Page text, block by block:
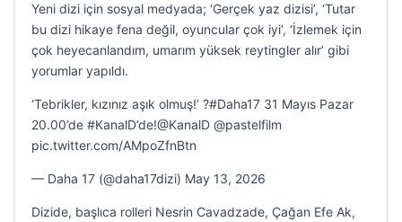
Yeni dizi için sosyal medyada; ‘Gerçek yaz dizisi’, ‘Tutar
bu dizi hikaye fena değil, oyuncular çok iyi’, ‘İzlemek için
çok heyecanlandım, umarım yüksek reytingler alır’ gibi
yorumlar yapıldı.
‘Tebrikler, kızınız aşık olmuş!’ ?#Daha17 31 Mayıs Pazar
20.00’de #KanalD’de!@KanalD @pastelfilm
pic.twitter.com/AMpoZfnBtn
— Daha 17 (@daha17dizi) May 13, 2026
Dizide, başlıca rolleri Nesrin Cavadzade, Çağan Efe Ak,